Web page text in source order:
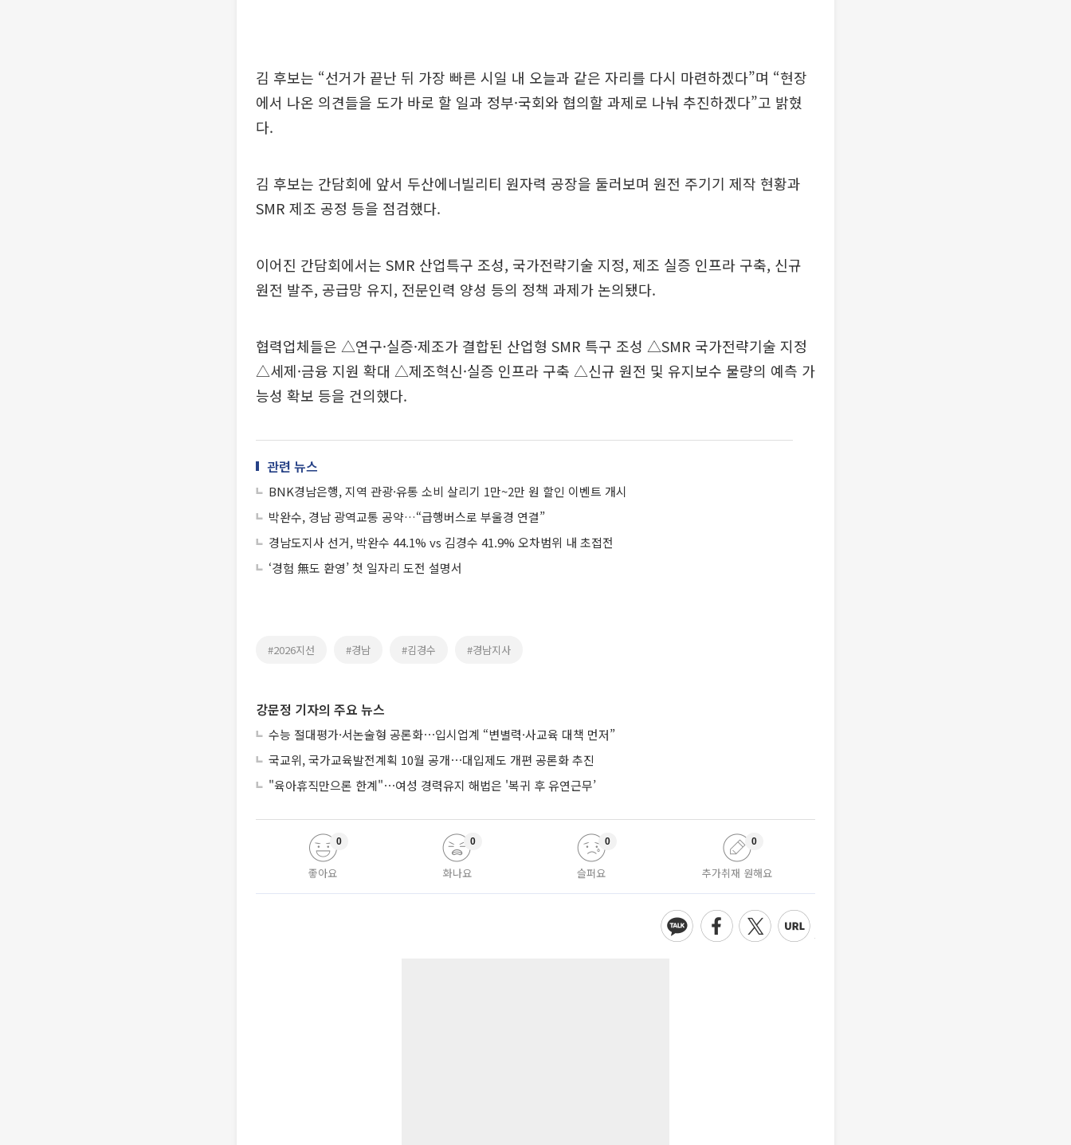
김 후보는 “선거가 끝난 뒤 가장 빠른 시일 내 오늘과 같은 자리를 다시 마련하겠다”며 “현장
에서 나온 의견들을 도가 바로 할 일과 정부·국회와 협의할 과제로 나눠 추진하겠다”고 밝혔
다.
김 후보는 간담회에 앞서 두산에너빌리티 원자력 공장을 둘러보며 원전 주기기 제작 현황과
SMR 제조 공정 등을 점검했다.
이어진 간담회에서는 SMR 산업특구 조성, 국가전략기술 지정, 제조 실증 인프라 구축, 신규
원전 발주, 공급망 유지, 전문인력 양성 등의 정책 과제가 논의됐다.
협력업체들은 △연구·실증·제조가 결합된 산업형 SMR 특구 조성 △SMR 국가전략기술 지정
△세제·금융 지원 확대 △제조혁신·실증 인프라 구축 △신규 원전 및 유지보수 물량의 예측 가
능성 확보 등을 건의했다.
관련 뉴스
BNK경남은행, 지역 관광·유통 소비 살리기 1만~2만 원 할인 이벤트 개시
박완수, 경남 광역교통 공약…“급행버스로 부울경 연결”
경남도지사 선거, 박완수 44.1% vs 김경수 41.9% 오차범위 내 초접전
‘경험 無도 환영’ 첫 일자리 도전 설명서
#2026지선 #경남 #김경수 #경남지사
강문정 기자의 주요 뉴스
수능 절대평가·서논술형 공론화⋯입시업계 “변별력·사교육 대책 먼저”
국교위, 국가교육발전계획 10월 공개⋯대입제도 개편 공론화 추진
"육아휴직만으론 한계"⋯여성 경력유지 해법은 '복귀 후 유연근무’
좋아요
0
화나요
0
슬퍼요
0
추가취재 원해요
0